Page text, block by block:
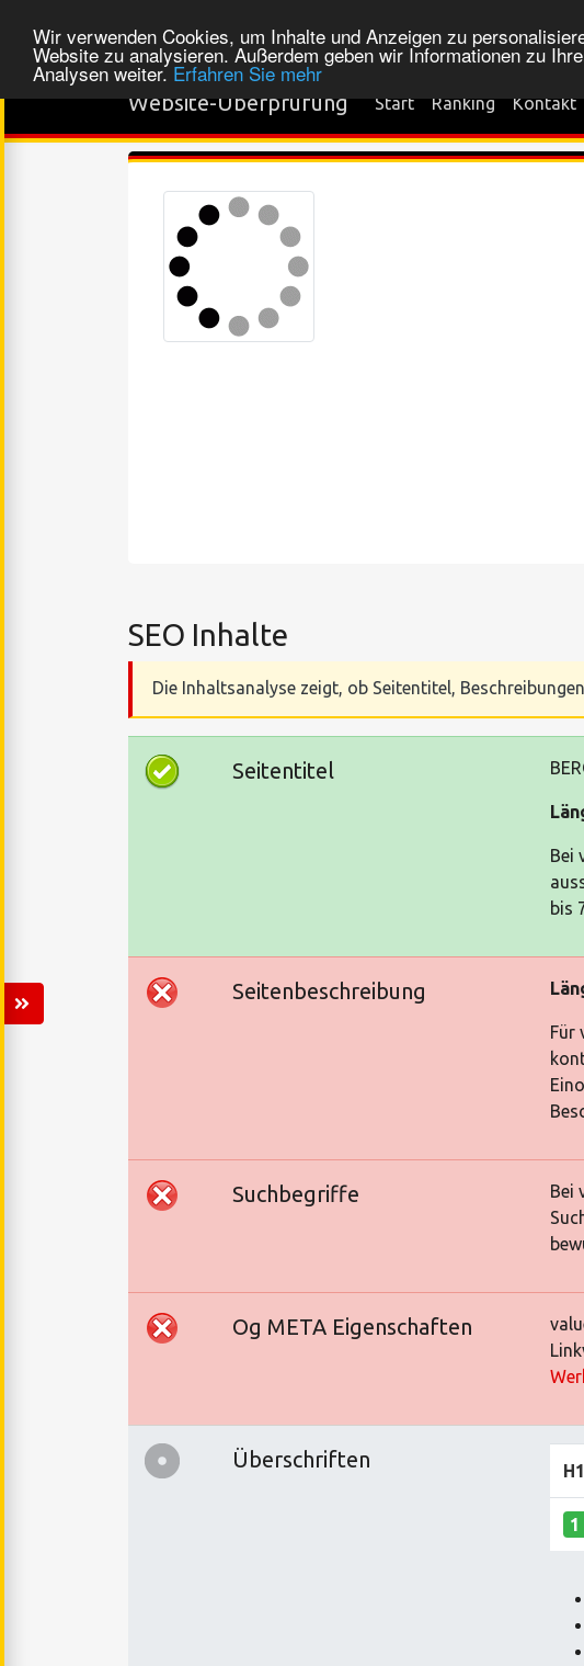
Wir verwenden Cookies, um Inhalte und Anzeigen zu
Website zu analysieren. Außerdem geben wir Informationen zu
Analysen weiter. Erfahren Sie mehr
Website-Überprüfung Start Ranking Kontakt
SEO Inhalte
Die Inhaltsanalyse zeigt, ob Seitentitel,
Seitentitel
Bei
bis
Seitenbeschreibung
Für
Suchbegriffe
Bei
Og META Eigenschaften
Überschriften H1
1